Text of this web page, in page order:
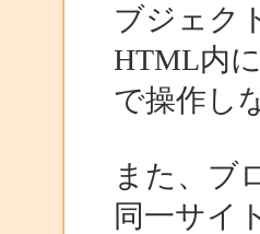
ブジェク
HTML内
で操作し
また、ブ
同一サイ